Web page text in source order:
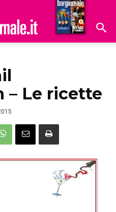
Hoteldomani
– Le ricette